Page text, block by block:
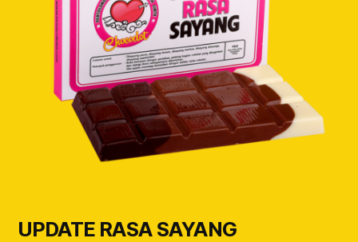
UPDATE RASA SAYANG